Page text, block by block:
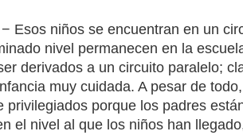
− Esos niños se encuentran en un
nivel permanecen en la
derivados a un circuito paralelo;
muy cuidada. A pesar de
privilegiados porque los padres
el nivel al que los niños han